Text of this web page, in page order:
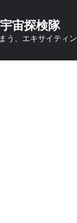
宇宙探検隊
う、エキサイティ